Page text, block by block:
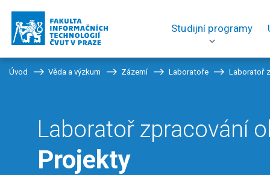
Studijní programy
Úvod Věda a výzkum Zázemí Laboratoře Laboratoř
Laboratoř zpracování
Projekty